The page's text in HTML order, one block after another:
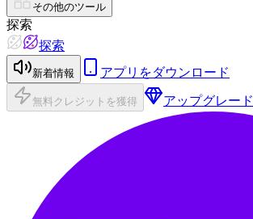
その他のツール
探索
探索
新着情報 アプリをダウンロード
無料クレジットを獲得 アップグレード